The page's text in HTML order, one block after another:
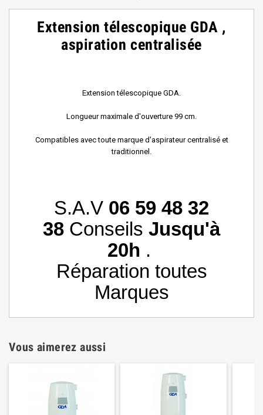
Extension télescopique GDA ,
aspiration centralisée
Extension télescopique GDA.
Longueur maximale d'ouverture 99 cm.
Compatibles avec toute marque d'aspirateur centralisé et
traditionnel.
S.A.V 06 59 48 32
38 Conseils Jusqu'à
20h .
Réparation toutes
Marques
Vous aimerez aussi